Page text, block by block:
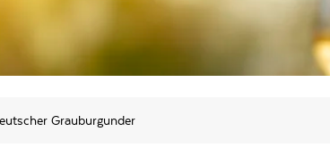
Grauburgunder